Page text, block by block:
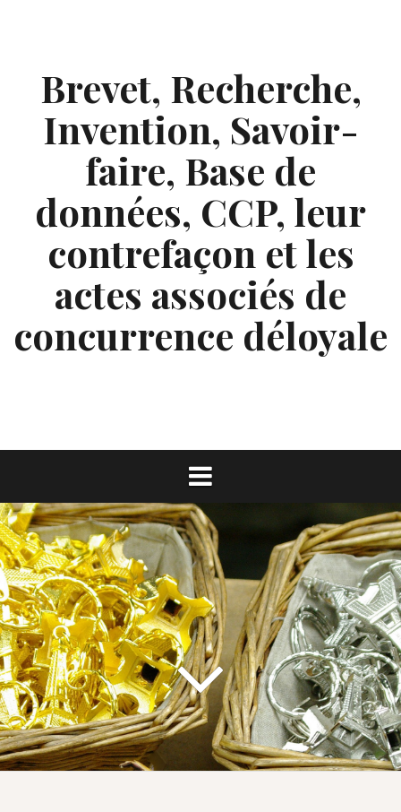
Brevet, Recherche,
Invention, Savoir-
faire, Base de
données, CCP, leur
contrefaçon et les
actes associés de
concurrence déloyale